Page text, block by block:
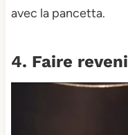
avec la pancetta.
4. Faire